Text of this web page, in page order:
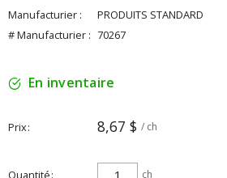
Manufacturier :
PRODUITS STANDARD
# Manufacturier : 70267
En inventaire
Prix 8,67 $ / ch
Quantité ch